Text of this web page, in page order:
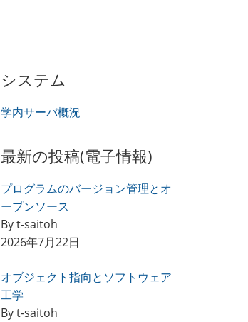
システム
学内サーバ概況
最新の投稿(電子情報)
プログラムのバージョン管理とオ
ープンソース
By t-saitoh
2026年7月22日
オブジェクト指向とソフトウェア
工学
By t-saitoh